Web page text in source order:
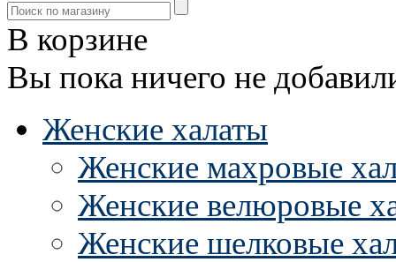
В корзине
Вы пока ничего не
Женские халаты
Женские махровые
Женские велюровые
Женские шелковые